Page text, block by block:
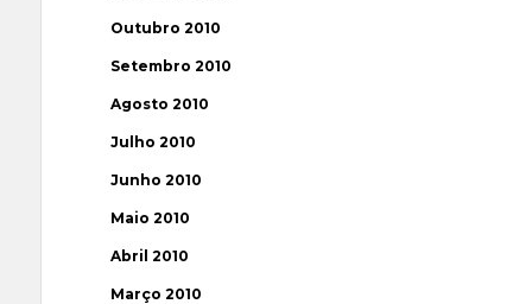
Outubro 2010
Setembro 2010
Agosto 2010
Julho 2010
Junho 2010
Maio 2010
Abril 2010
Março 2010